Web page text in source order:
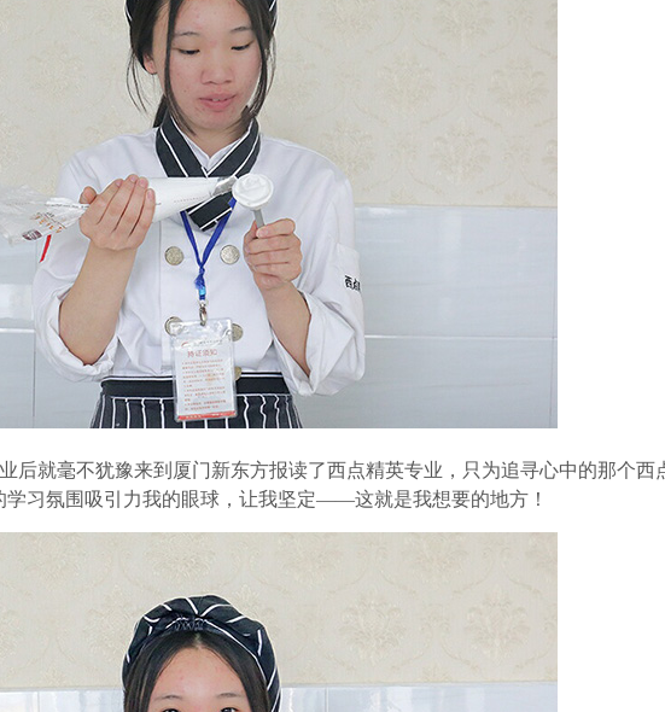
后就毫不犹豫来到厦门新东方报读了西点精英专业，只为追寻心中的那个西
学习氛围吸引力我的眼球，让我坚定——这就是我想要的地方！